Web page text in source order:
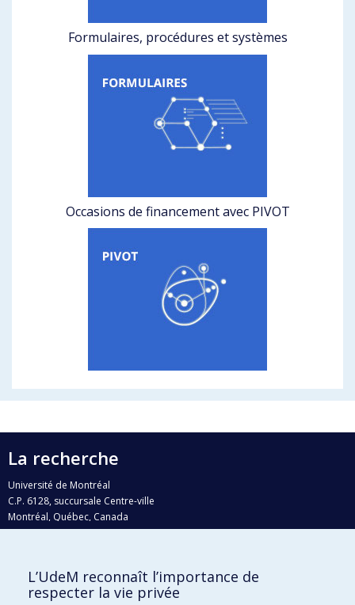
Formulaires, procédures et systèmes
Occasions de financement avec PIVOT
La recherche
Université de Montréal
C.P. 6128, succursale Centre-ville
Montréal, Québec, Canada
H3C 3J7
Qui fait quoi?
L’UdeM reconnaît l’importance de
respecter la vie privée